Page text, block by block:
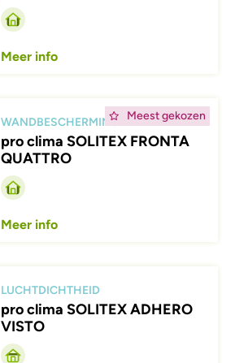
Meer info
Meest gekozen
WANDBESCHERMING
pro clima SOLITEX FRONTA
QUATTRO
Meer info
LUCHTDICHTHEID
pro clima SOLITEX ADHERO
VISTO